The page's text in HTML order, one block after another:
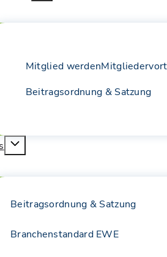
Mitglied werden
Beitragsordnung & Satzung
Beitragsordnung & Satzung
Branchenstandard EWE